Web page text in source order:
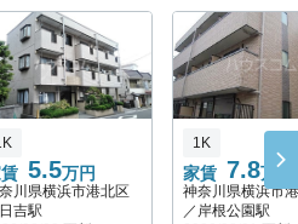
5.5万円
川県横浜市港北区
吉駅
家賃 7.8万円
1K
神奈川県横浜市
／岸根公園駅